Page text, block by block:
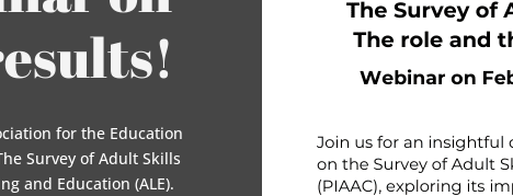
for the Education
Survey of Adult Skills
and Education (ALE).